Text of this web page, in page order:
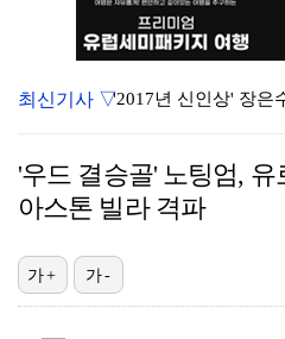
'2017년 신인상' 장은
최신기사 ▽
'우드 결승골' 노팅엄, 유
아스톤 빌라 격파
가+ 가-